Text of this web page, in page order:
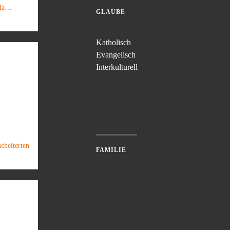
GLAUBE
Katholisch
Evangelisch
Interkulturell
FAMILIE